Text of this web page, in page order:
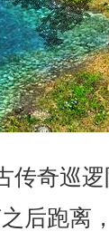
传奇巡
后跑离